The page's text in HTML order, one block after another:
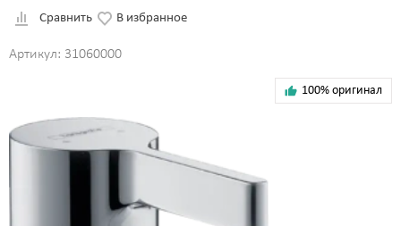
Сравнить В избранное
Артикул: 31060000
100% оригинал